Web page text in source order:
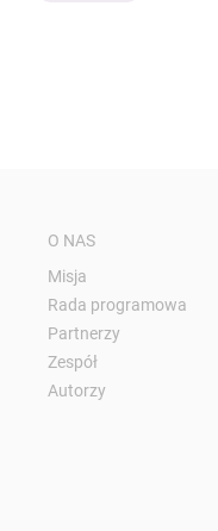
O NAS
Misja
Rada programowa
Partnerzy
Zespół
Autorzy